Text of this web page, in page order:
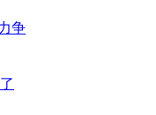
争